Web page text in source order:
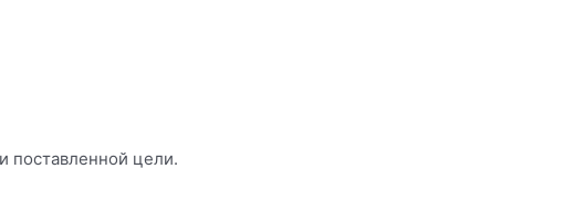
поставленной цели.